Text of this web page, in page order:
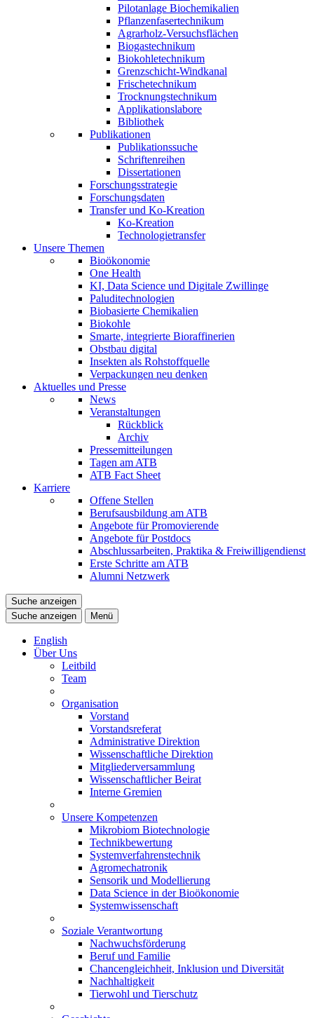
Pilotanlage Biochemikalien
Pflanzenfasertechnikum
Agrarholz-Versuchsflächen
Biogastechnikum
Biokohletechnikum
Grenzschicht-Windkanal
Frischetechnikum
Trocknungstechnikum
Applikationslabore
Bibliothek
Publikationen
Publikationssuche
Schriftenreihen
Dissertationen
Forschungsstrategie
Forschungsdaten
Transfer und Ko-Kreation
Ko-Kreation
Technologietransfer
Unsere Themen
Bioökonomie
One Health
KI, Data Science und Digitale Zwillinge
Paluditechnologien
Biobasierte Chemikalien
Biokohle
Smarte, integrierte Bioraffinerien
Obstbau digital
Insekten als Rohstoffquelle
Verpackungen neu denken
Aktuelles und Presse
News
Veranstaltungen
Rückblick
Archiv
Pressemitteilungen
Tagen am ATB
ATB Fact Sheet
Karriere
Offene Stellen
Berufsausbildung am ATB
Angebote für Promovierende
Angebote für Postdocs
Abschlussarbeiten, Praktika & Freiwilligendienst
Erste Schritte am ATB
Alumni Netzwerk
Suche anzeigen
Suche anzeigen
Menü
English
Über Uns
Leitbild
Team
Organisation
Vorstand
Vorstandsreferat
Administrative Direktion
Wissenschaftliche Direktion
Mitgliederversammlung
Wissenschaftlicher Beirat
Interne Gremien
Unsere Kompetenzen
Mikrobiom Biotechnologie
Technikbewertung
Systemverfahrenstechnik
Agromechatronik
Sensorik und Modellierung
Data Science in der Bioökonomie
Systemwissenschaft
Soziale Verantwortung
Nachwuchsförderung
Beruf und Familie
Chancengleichheit, Inklusion und Diversität
Nachhaltigkeit
Tierwohl und Tierschutz